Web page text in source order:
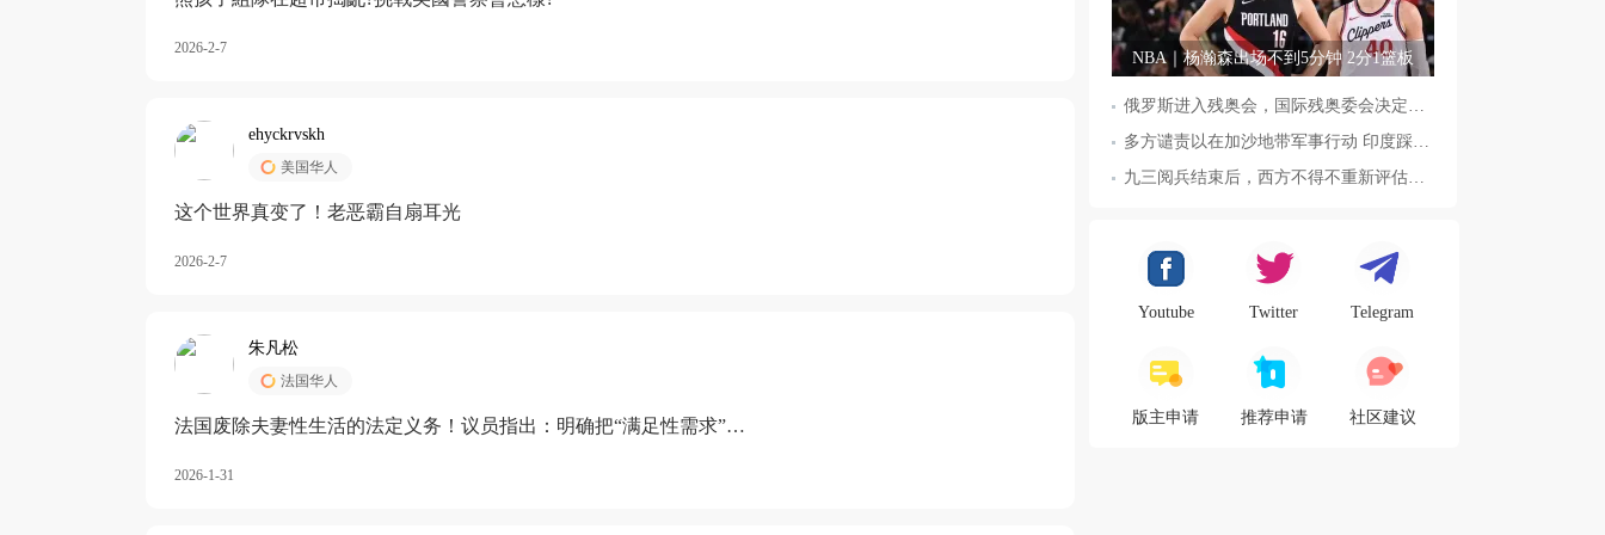
2026-2-7
ehyckrvskh
美国华人
这个世界真变了！老恶霸自扇耳光
2026-2-7
朱凡松
法国华人
法国废除夫妻性生活的法定义务！议员指出：明确把“满足性需求”排
2026-1-31
NBA｜杨瀚森出场不到5分钟 2分1篮板
Youtube Twitter Telegram
版主申请 推荐申请 社区建议